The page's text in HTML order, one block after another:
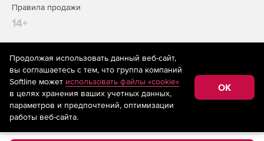
Правила продажи
14+
На информационном ресурсе store.softline.ru применяются
рекомендательные технологии(информационные технологии
предоставления информации на основе сбора,
систематизации и анализа сведений, относящихся к
предпочтениям пользователей сети «Интернет»,
находящихся на территории Российской Федерации)
Продолжая использовать данный веб-сайт,
вы соглашаетесь с тем, что группа компаний
Softline может использовать файлы «cookie»
в целях хранения ваших учетных данных,
параметров и предпочтений, оптимизации
работы веб-сайта.
OK